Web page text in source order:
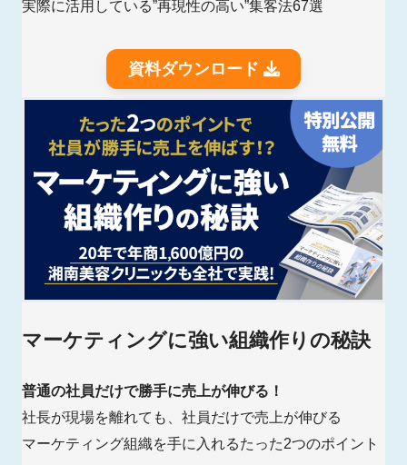
実際に活用している”再現性の高い”集客法67選
資料ダウンロード
マーケティングに強い組織作りの秘訣
普通の社員だけで勝手に売上が伸びる！
社長が現場を離れても、社員だけで売上が伸びる
マーケティング組織を手に入れるたった2つのポイント